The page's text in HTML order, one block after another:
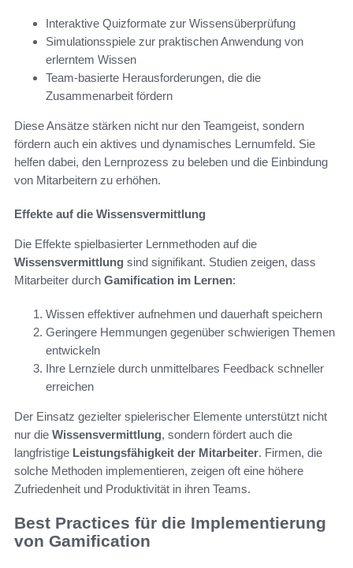
Interaktive Quizformate zur Wissensüberprüfung
Simulationsspiele zur praktischen Anwendung von
erlerntem Wissen
Team-basierte Herausforderungen, die die
Zusammenarbeit fördern
Diese Ansätze stärken nicht nur den Teamgeist, sondern
fördern auch ein aktives und dynamisches Lernumfeld. Sie
helfen dabei, den Lernprozess zu beleben und die Einbindung
von Mitarbeitern zu erhöhen.
Effekte auf die Wissensvermittlung
Die Effekte spielbasierter Lernmethoden auf die
Wissensvermittlung sind signifikant. Studien zeigen, dass
Mitarbeiter durch Gamification im Lernen:
Wissen effektiver aufnehmen und dauerhaft speichern
Geringere Hemmungen gegenüber schwierigen Themen
entwickeln
Ihre Lernziele durch unmittelbares Feedback schneller
erreichen
Der Einsatz gezielter spielerischer Elemente unterstützt nicht
nur die Wissensvermittlung, sondern fördert auch die
langfristige Leistungsfähigkeit der Mitarbeiter. Firmen, die
solche Methoden implementieren, zeigen oft eine höhere
Zufriedenheit und Produktivität in ihren Teams.
Best Practices für die Implementierung
von Gamification